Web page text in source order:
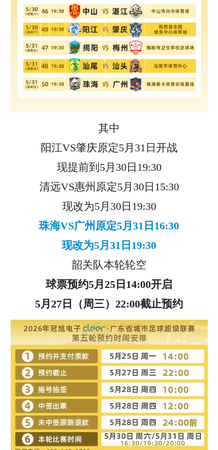
其中
阳江VS肇庆原定5月31日开战
现提前到5月30日19:30
清远VS惠州原定5月30日15:30
现改为5月30日19:30
珠海VS广州原定5月31日16:30
现改为5月31日19:30
韶关队本轮轮空
球票预约5月25日14:00开启
5月27日（周三）22:00截止预约